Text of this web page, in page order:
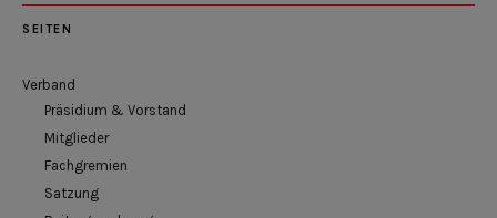
SEITEN
Verband
Präsidium & Vorstand
Mitglieder
Fachgremien
Satzung